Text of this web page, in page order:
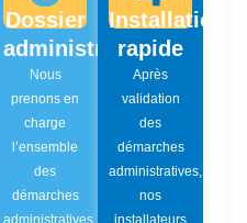
Dossier
administratif
Nous
prenons en
charge
l’ensemble
des
démarches
administratives
Installation
rapide
Après
validation
des
démarches
administratives,
nos
installateurs